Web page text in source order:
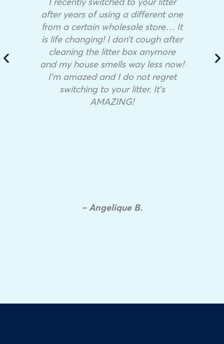
after years of using a different one
from a certain wholesale store… It
is life changing! I don’t cough after
cleaning the litter box anymore
and my house smells way less now!
I’m amazed and I do not regret
switching to your litter. It’s
AMAZING!
– Angelique B.